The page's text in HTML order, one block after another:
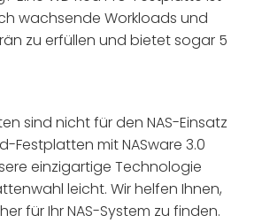
wachsende Workloads und
zu erfüllen und bietet sogar 5
sind nicht für den NAS-Einsatz
Festplatten mit NASware 3.0
einzigartige Technologie
leicht. Wir helfen Ihnen,
für Ihr NAS-System zu finden.